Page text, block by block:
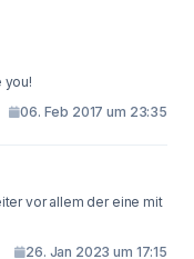
you!
06. Feb 2017 um 23:35
26. Jan 2023 um 17:15